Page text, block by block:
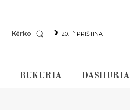
Kërko 20.1 C PRIŠTINA
BUKURIA DASHURIA